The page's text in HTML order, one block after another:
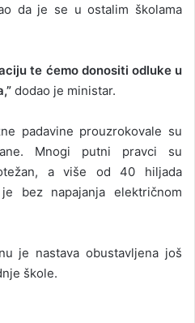
da je se u ostalim školama
te ćemo donositi odluke u
dodao je ministar.
padavine prouzrokovale su
Mnogi putni pravci su
a više od 40 hiljada
bez napajanja električnom
je nastava obustavljena još
škole.